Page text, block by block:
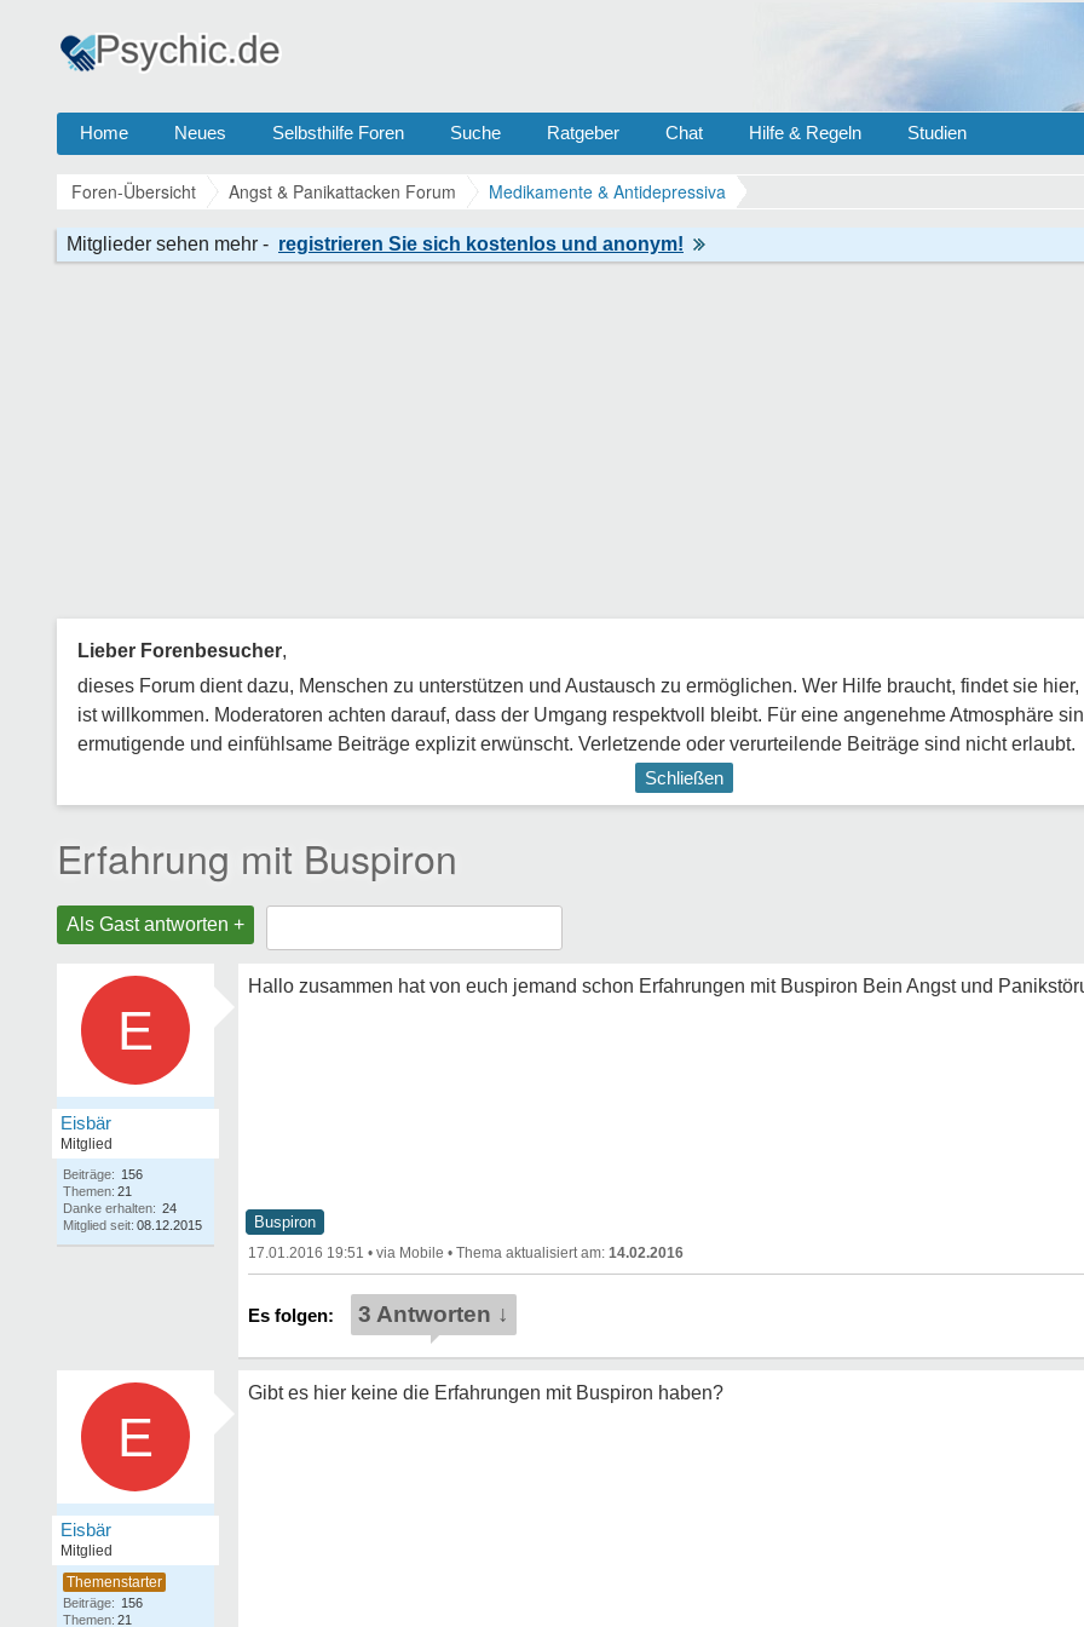
Home Neues Selbsthilfe Foren Suche Ratgeber Chat Hilfe & Regeln Studien
Foren-Übersicht Angst & Panikattacken Forum Medikamente & Antidepressiva
Lieber Forenbesucher,
dieses Forum dient dazu, Menschen zu unterstützen und Austausch zu ermöglichen. Wer Hilfe braucht, findet sie
ist willkommen. Moderatoren achten darauf, dass der Umgang respektvoll bleibt. Für eine angenehme Atmosphäre
ermutigende und einfühlsame Beiträge explizit erwünscht. Verletzende oder verurteilende Beiträge sind nicht erlaubt.
Schließen
Erfahrung mit Buspiron
Als Gast antworten +
E
Eisbär
Mitglied
Beiträge: 156
Themen: 21
Danke erhalten: 24
Mitglied seit: 08.12.2015
Hallo zusammen hat von euch jemand schon Erfahrungen mit Buspiron Bein Angst und
Buspiron
17.01.2016 19:51 • • 14.02.2016
3 Antworten ↓
E
Eisbär
Mitglied
Beiträge: 156
Themen: 21
Gibt es hier keine die Erfahrungen mit Buspiron haben?